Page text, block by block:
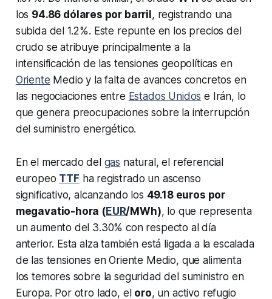
los 94.86 dólares por barril , registrando una
subida del 1.2%. Este repunte en los precios del
crudo se atribuye principalmente a la
intensificación de las tensiones geopolíticas en
Oriente Medio y la falta de avances concretos en
las negociaciones entre Estados Unidos e Irán, lo
que genera preocupaciones sobre la interrupción
del suministro energético.
En el mercado del gas natural, el referencial
europeo TTF ha registrado un ascenso
significativo, alcanzando los 49.18 euros por
megavatio-hora (EUR/MWh), lo que representa
un aumento del 3.30% con respecto al día
anterior. Esta alza también está ligada a la escalada
de las tensiones en Oriente Medio, que alimenta
los temores sobre la seguridad del suministro en
Europa. Por otro lado, el oro, un activo refugio